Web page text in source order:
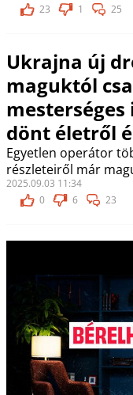
23
1 25
Ukrajna új
maguktól
dönt életről
Egyetlen operátor
részleteiről már
2025.09.03 11:34
0
6 23